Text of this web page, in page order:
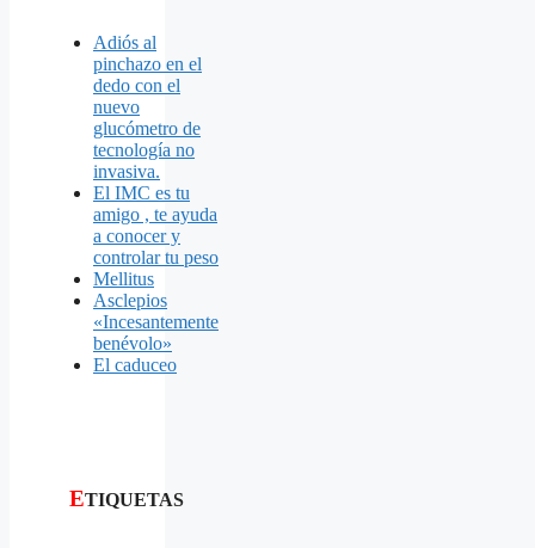
Adiós al
pinchazo en el
dedo con el
nuevo
glucómetro de
tecnología no
invasiva.
El IMC es tu
amigo , te ayuda
a conocer y
controlar tu peso
Mellitus
Asclepios
«Incesantemente
benévolo»
El caduceo
ETIQUETAS